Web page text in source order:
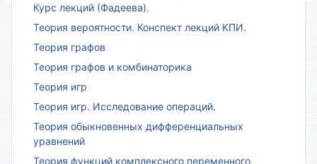
Курс лекций (Фадеева).
Теория вероятности. Конспект лекций КПИ.
Теория графов
Теория графов и комбинаторика
Теория игр
Теория игр. Исследование операций.
Теория обыкновенных дифференциальных
уравнений
Теория функций комплексного переменного